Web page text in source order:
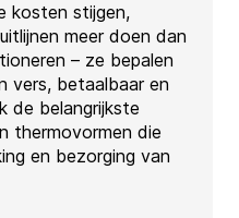
kosten stijgen,
meer doen dan
– ze bepalen
vers, betaalbaar en
de belangrijkste
thermovormen die
en bezorging van